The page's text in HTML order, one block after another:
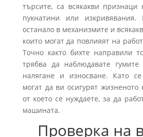
търсите, са всякакви признаци
пукнатини или
останало в механизмите и
които могат да повлияят на
Точно както бихте направили
трябва да наблюдавате
налягане и износване. Като
могат да ви осигурят жизненото
от което се нуждаете, за да
машината.
Проверка на